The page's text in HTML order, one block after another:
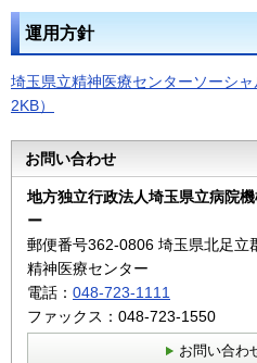
運用方針
埼玉県立精神医療センターソーシ
2KB）
お問い合わせ
地方独立行政法人埼玉県立病院
ー
郵便番号362‐0806 埼玉県北足
精神医療センター
電話： 048-723-1111
ファックス：048-723-1550
お問い合わ